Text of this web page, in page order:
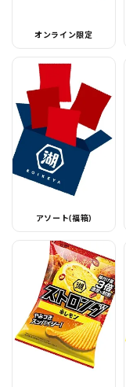
オンライン限定
アソート(福箱)